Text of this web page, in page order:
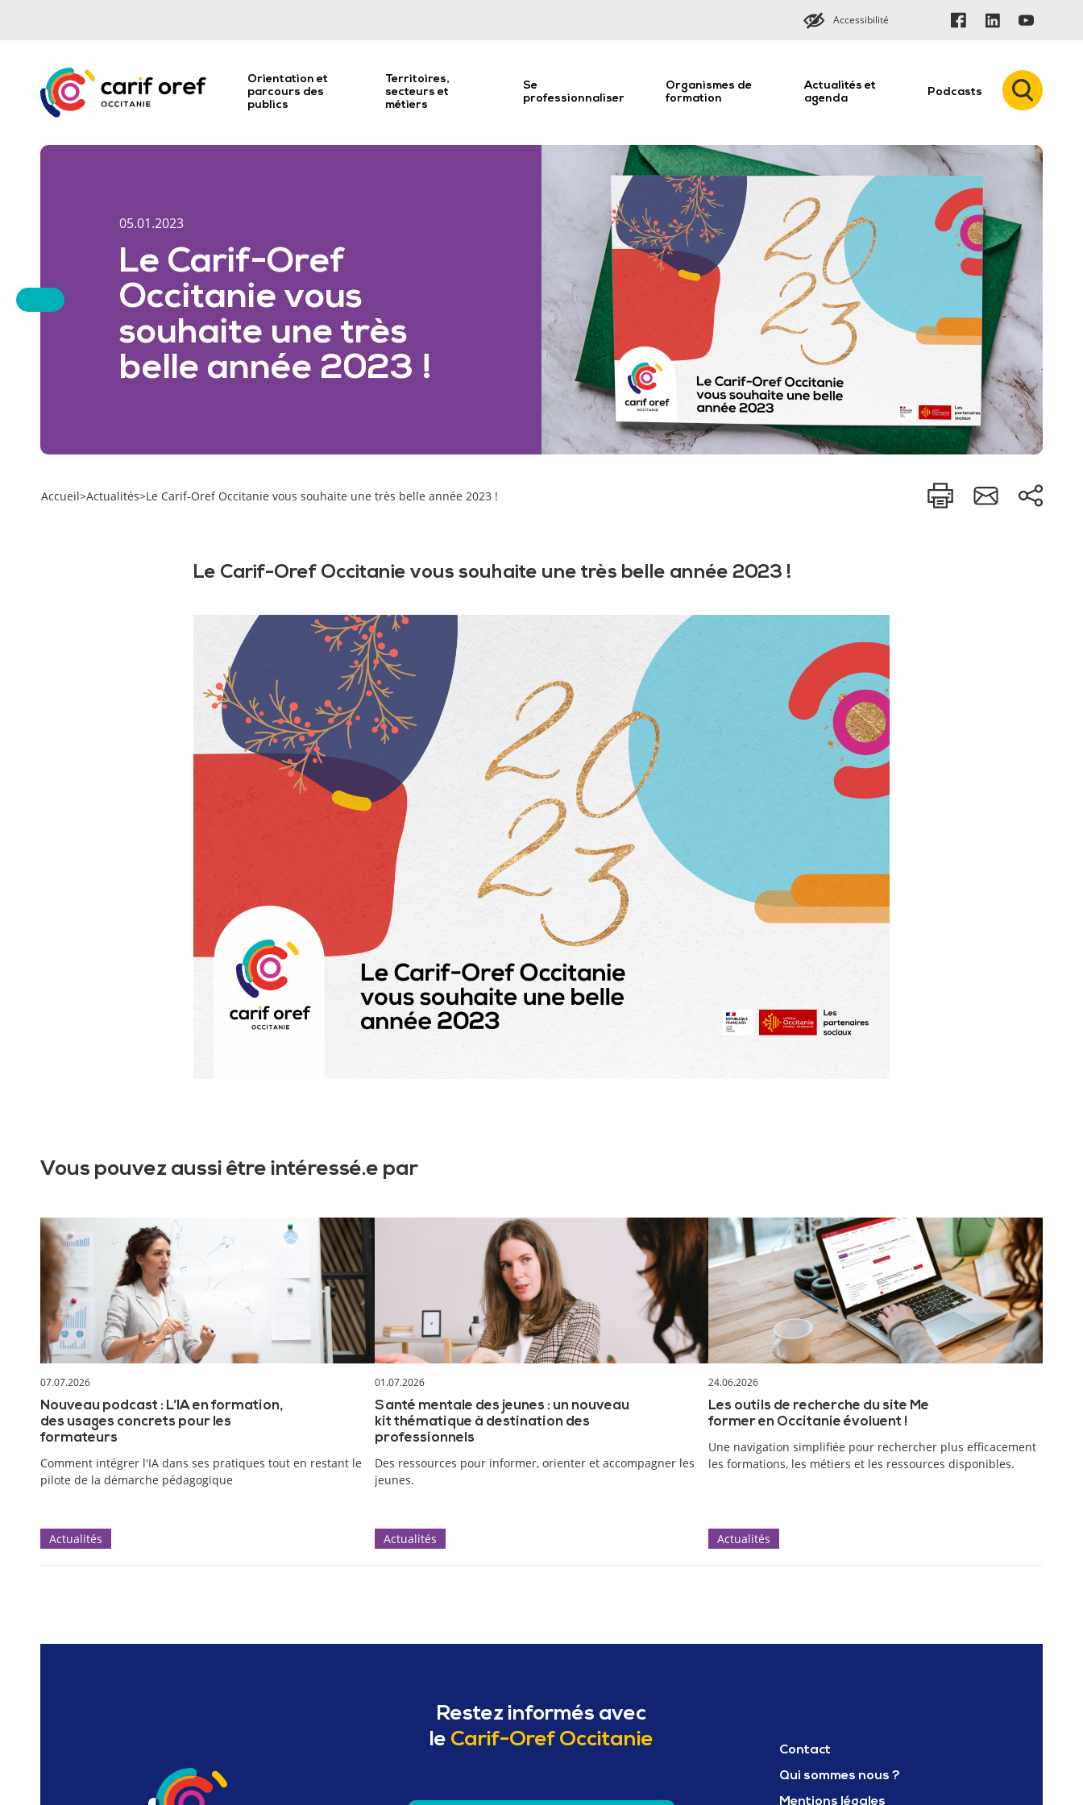
Accessibilité
Orientation et
parcours des
publics
Territoires,
secteurs et
métiers
Se
professionnaliser
Organismes de
formation
Actualités et
agenda
Podcasts
05.01.2023
Le Carif-Oref
Occitanie vous
souhaite une très
belle année 2023 !
Accueil>Actualités>Le Carif-Oref Occitanie vous souhaite une très belle année 2023 !
Le Carif-Oref Occitanie vous souhaite une très belle année 2023 !
Vous pouvez aussi être intéressé.e par
07.07.2026
Nouveau podcast : L’IA en formation,
des usages concrets pour les
formateurs
Comment intégrer l'IA dans ses pratiques tout en restant le
pilote de la démarche pédagogique
Actualités
01.07.2026
Santé mentale des jeunes : un nouveau
kit thématique à destination des
professionnels
Des ressources pour informer, orienter et accompagner les
jeunes.
Actualités
24.06.2026
Les outils de recherche du site Me
former en Occitanie évoluent !
Une navigation simplifiée pour rechercher plus efficacement
les formations, les métiers et les ressources disponibles.
Actualités
Restez informés avec
le Carif-Oref Occitanie
Contact
Qui sommes nous ?
Mentions légales